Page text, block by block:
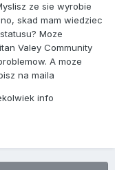
ze sie wyrobie
skad mam wiedziec
Moze
Valey Community
A moze
na maila
info